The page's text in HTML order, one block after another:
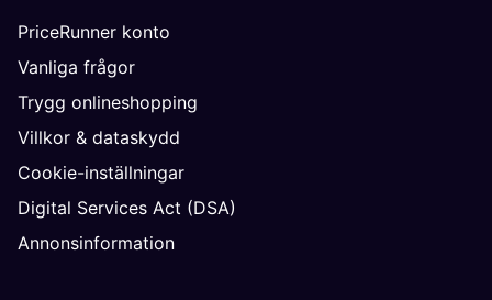
PriceRunner konto
Vanliga frågor
Trygg onlineshopping
Villkor & dataskydd
Cookie-inställningar
Digital Services Act (DSA)
Annonsinformation